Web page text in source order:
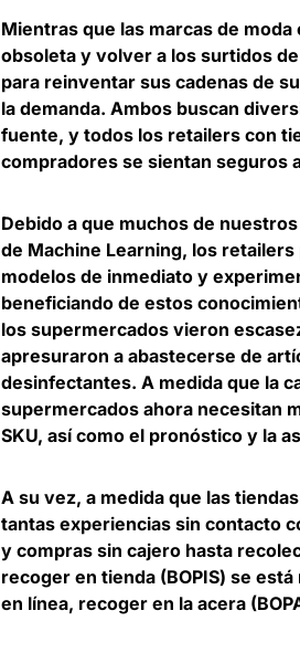
Mientras que las marcas de
obsoleta y volver a los surtidos
para reinventar sus cadenas de
la demanda. Ambos buscan
fuente, y todos los retailers con
compradores se sientan seguros
Debido a que muchos de
de Machine Learning, los retailers
modelos de inmediato y
beneficiando de estos
los supermercados vieron
apresuraron a abastecerse de
desinfectantes. A medida que la
supermercados ahora necesitan
SKU, así como el pronóstico y la
A su vez, a medida que las
tantas experiencias sin contacto
y compras sin cajero hasta
recoger en tienda (BOPIS) se
en línea, recoger en la acera